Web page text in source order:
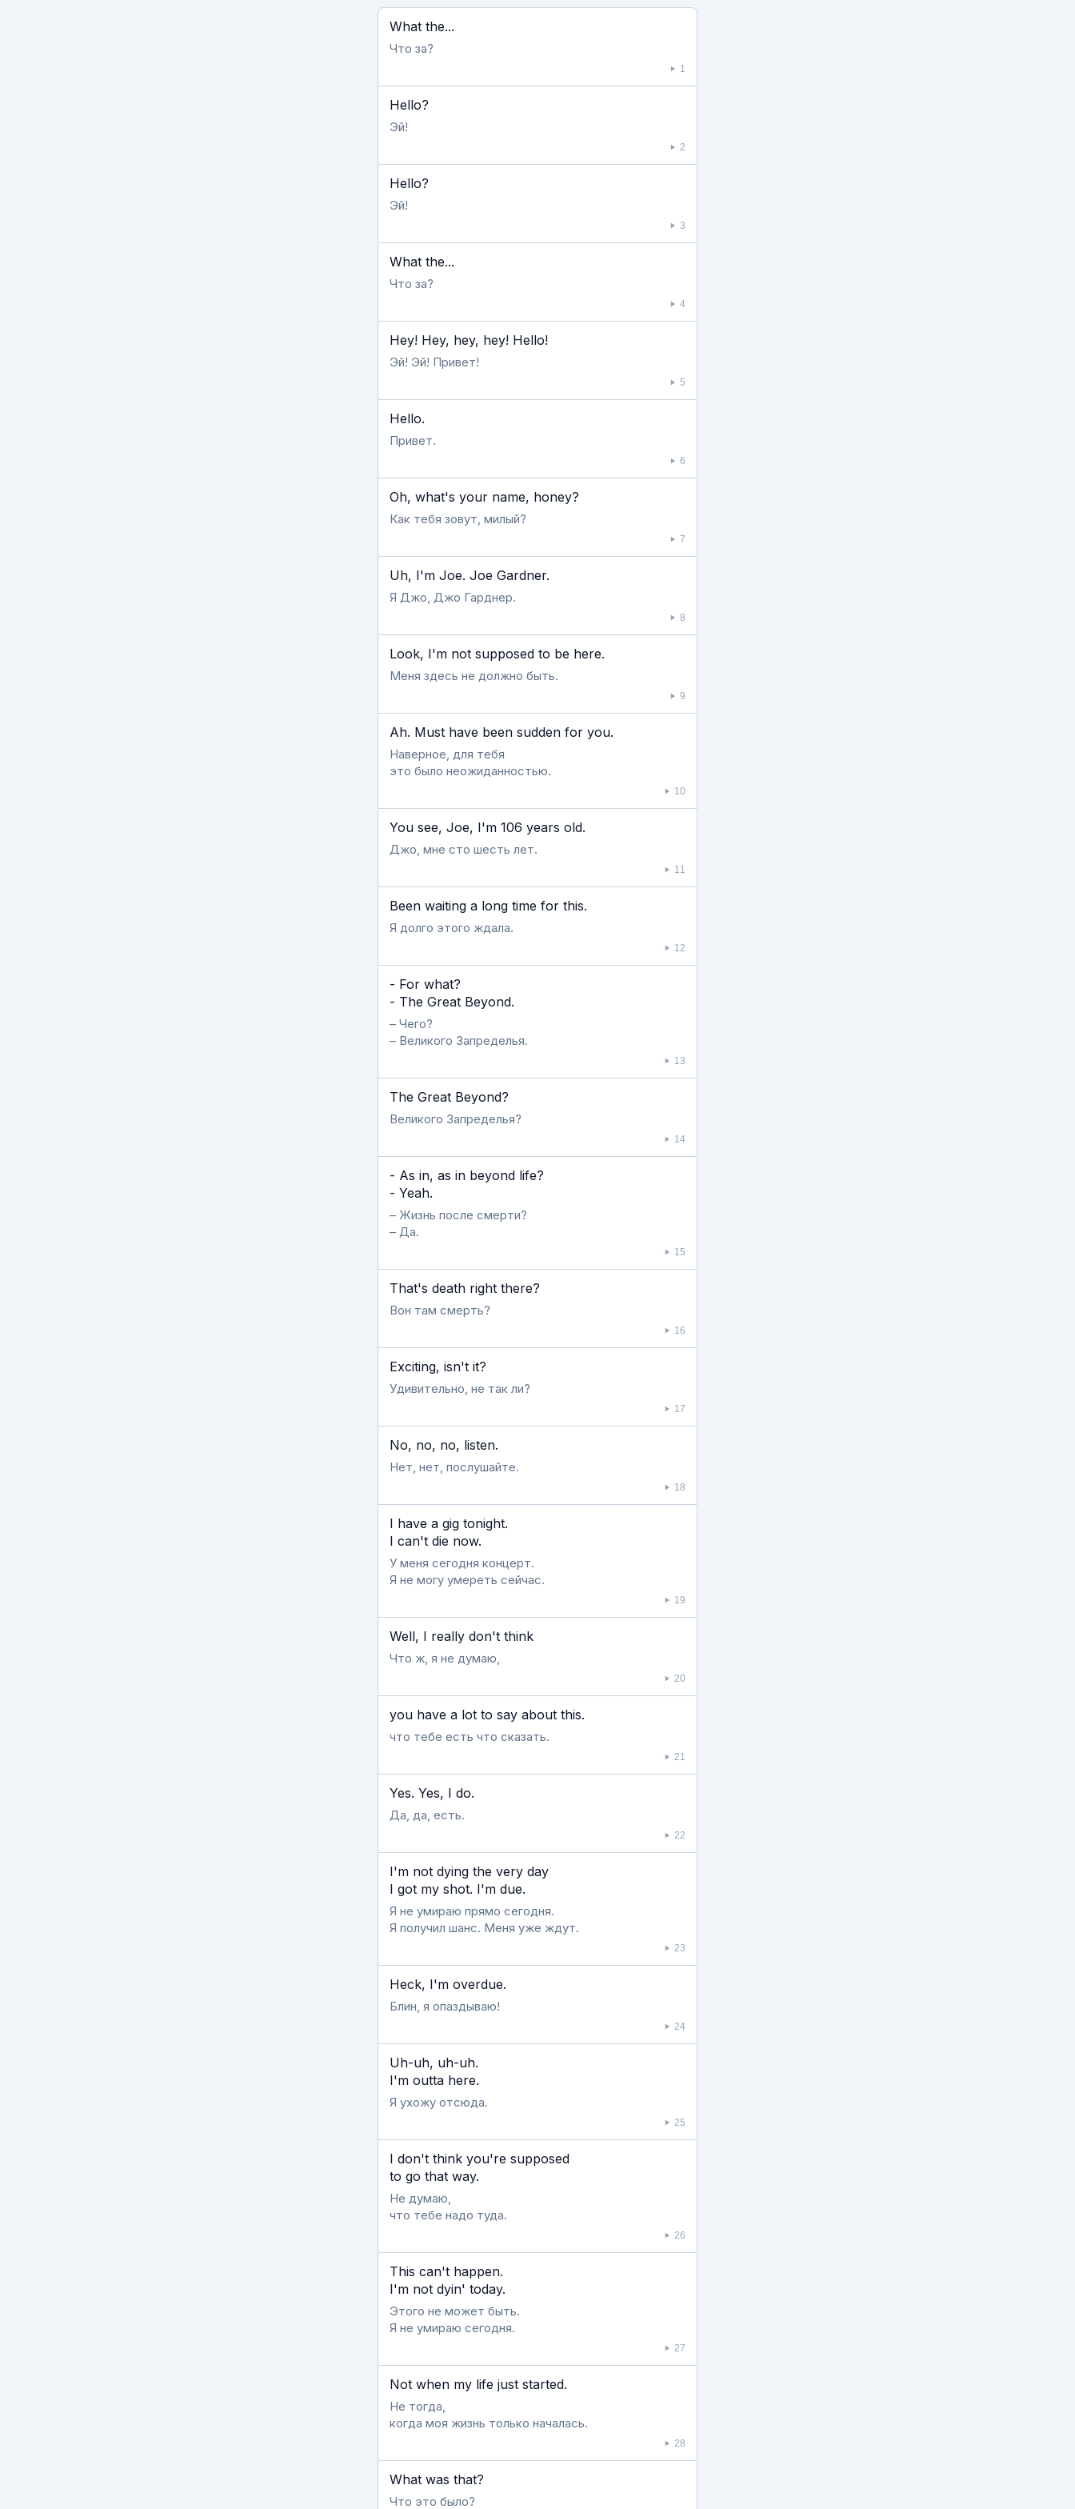
Если видео долго не грузится, выключите VPN
What the...
Что за?
1
Hello?
Эй!
2
Hello?
Эй!
3
What the...
Что за?
4
Hey! Hey, hey, hey! Hello!
Эй! Эй! Привет!
5
Hello.
Привет.
6
Oh, what's your name, honey?
Как тебя зовут, милый?
7
Uh, I'm Joe. Joe Gardner.
Я Джо, Джо Гарднер.
8
Look, I'm not supposed to be here.
Меня здесь не должно быть.
9
Ah. Must have been sudden for you.
Наверное, для тебя
это было неожиданностью.
10
You see, Joe, I'm 106 years old.
Джо, мне сто шесть лет.
11
Been waiting a long time for this.
Я долго этого ждала.
12
- For what?
- The Great Beyond.
– Чего?
– Великого Запределья.
13
The Great Beyond?
Великого Запределья?
14
- As in, as in beyond life?
- Yeah.
– Жизнь после смерти?
– Да.
15
That's death right there?
Вон там смерть?
16
Exciting, isn't it?
Удивительно, не так ли?
17
No, no, no, listen.
Нет, нет, послушайте.
18
I have a gig tonight.
I can't die now.
У меня сегодня концерт.
Я не могу умереть сейчас.
19
Well, I really don't think
Что ж, я не думаю,
20
you have a lot to say about this.
что тебе есть что сказать.
21
Yes. Yes, I do.
Да, да, есть.
22
I'm not dying the very day
I got my shot. I'm due.
Я не умираю прямо сегодня.
Я получил шанс. Меня уже ждут.
23
Heck, I'm overdue.
Блин, я опаздываю!
24
Uh-uh, uh-uh.
I'm outta here.
Я ухожу отсюда.
25
I don't think you're supposed
to go that way.
Не думаю,
что тебе надо туда.
26
This can't happen.
I'm not dyin' today.
Этого не может быть.
Я не умираю сегодня.
27
Not when my life just started.
Не тогда,
когда моя жизнь только началась.
28
What was that?
Что это было?